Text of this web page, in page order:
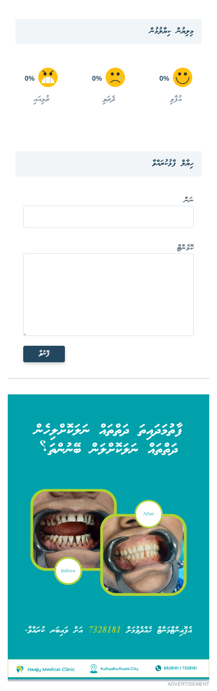
މިލިޔުން ކިޔާލުމުން
0%
އުފާވި
0%
ދެރަވި
0%
ރުޅިއައި
ހިޔާލް ފާޅުކުރައްވާ
ނަން
ކޮމެންޓް
ފޮނުވާ
ADVERTISEMENT